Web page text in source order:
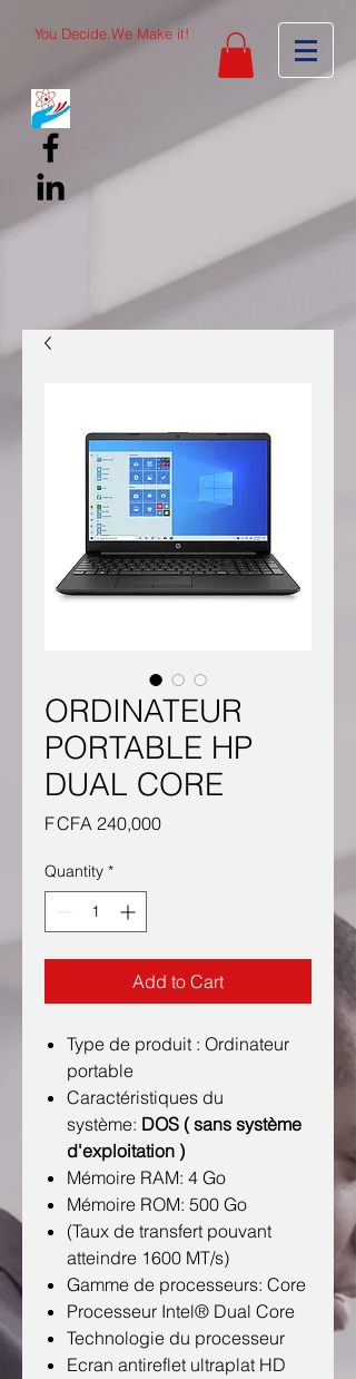
You Decide,We Make it!
ORDINATEUR
PORTABLE HP
DUAL CORE
F CFA 240,000Price
Quantity *
Add to Cart
Type de produit : Ordinateur
portable
Caractéristiques du
système: DOS ( sans système
d'exploitation )
Mémoire RAM: 4 Go
Mémoire ROM: 500 Go
(Taux de transfert pouvant
atteindre 1600 MT/s)
Gamme de processeurs: Core
Processeur Intel® Dual Core
Technologie du processeur
Ecran antireflet ultraplat HD